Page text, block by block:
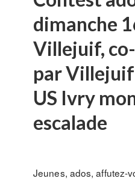
dimanche
Villejuif,
par
US Ivry
escalade
Jeunes, ados, affutez-